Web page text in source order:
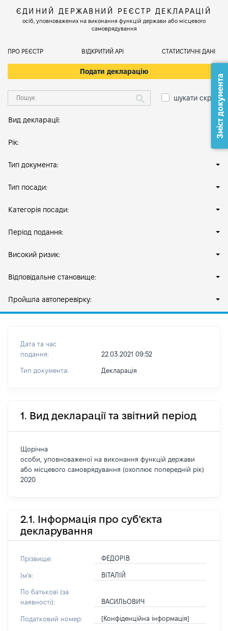
ЄДИНИЙ ДЕРЖАВНИЙ РЕЄСТР ДЕКЛАРАЦІЙ
осіб, уповноважених на виконання функцій держави або місцевого
самоврядування
ПРО РЕЄСТР ВІДКРИТИЙ АРІ СТАТИСТИЧНІ ДАНІ
Подати декларацію
шукати скрізь
Вид декларації:
Рік:
Тип документа:
Тип посади:
Категорія посади:
Період подання:
Високий ризик:
Відповідальне становище:
Пройшла автоперевірку:
Дата та час
подання:
22.03.2021 09:52
Тип документа: Декларація
1. Вид декларації та звітний період
Щорічна
особи, уповноваженої на виконання функцій держави
або місцевого самоврядування (охоплює попередній рік)
2020
2.1. Інформація про суб'єкта
декларування
Прізвище: ФЕДОРІВ
Ім'я: ВІТАЛІЙ
По батькові (за
наявності):
ВАСИЛЬОВИЧ
Податковий номер: [Конфіденційна інформація]
Зміст документа